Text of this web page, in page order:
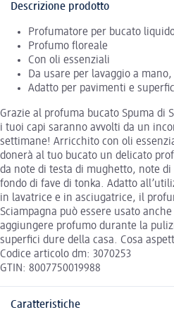
Descrizione prodotto
Profumatore per bucato
Profumo floreale
Con oli essenziali
Da usare per lavaggio a
Adatto per pavimenti e
Grazie al profuma bucato Spuma di
i tuoi capi saranno avvolti da un
settimane! Arricchito con oli
donerà al tuo bucato un delicato
da note di testa di mughetto, note
fondo di fave di tonka. Adatto
in lavatrice e in asciugatrice, il
Sciampagna può essere usato
aggiungere profumo durante la
superfici dure della casa. Cosa
Codice articolo dm: 3070253
GTIN: 8007750019988
Caratteristiche